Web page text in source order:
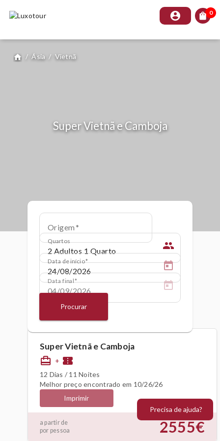
account_circle shopping_bag 0
home / Ásia / Vietnã
Super Vietnã e Camboja
Origem
Quartos people
Data de início
Data final
Procurar
Super Vietnã e Camboja
card_travel + confirmation_number
12 Dias / 11 Noites
Melhor preço encontrado em 10/26/26
Imprimir
a partir de
por pessoa
2555€
Precisa de ajuda?